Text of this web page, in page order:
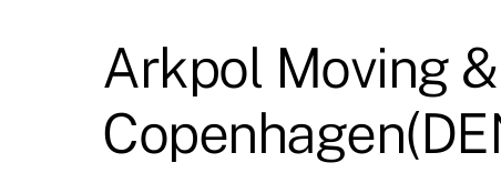
Arkpol Moving